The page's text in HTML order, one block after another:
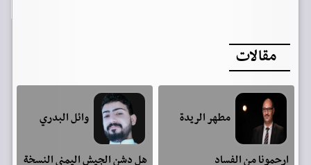
مقالات
مطهر الريدة
ارحمونا من الفساد
وائل البدري
هل دشن الجيش اليمني النسخة